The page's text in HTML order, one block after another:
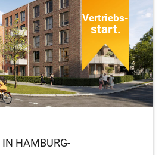
Vertriebs-
start.
HAMBURG-